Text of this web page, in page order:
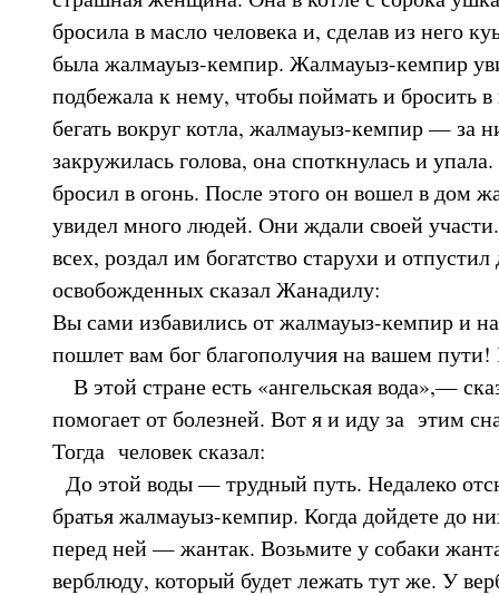
бросила в масло человека и, сделав из него
была жалмауыз-кемпир. Жалмауыз-кемпир
подбежала к нему, чтобы поймать и бросить
бегать вокруг котла, жалмауыз-кемпир — за
закружилась голова, она споткнулась и
бросил в огонь. После этого он вошел в дом
увидел много людей. Они ждали своей
всех, роздал им богатство старухи и
освобожденных сказал Жанадилу:
Вы сами избавились от жалмауыз-кемпир и
пошлет вам бог благополучия на вашем пути!
В этой стране есть «ангельская вода»,—
помогает от болезней. Вот я и иду за этим
Тогда человек сказал:
До этой воды — трудный путь. Недалеко
братья жалмауыз-кемпир. Когда дойдете до
перед ней — жантак. Возьмите у собаки
верблюду, который будет лежать тут же. У